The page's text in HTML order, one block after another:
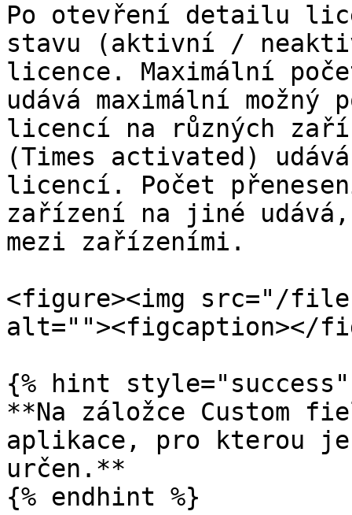
Po otevření detailu
stavu (aktivní /
licence. Maximální
udává maximální možný
licencí na různých
(Times activated)
licencí. Počet
zařízení na jiné
mezi zařízeními.
<figure><img src="/files/
alt=""><figcaption></
{% hint style="success"
**Na záložce Custom
aplikace, pro kterou
určen.**
{% endhint %}